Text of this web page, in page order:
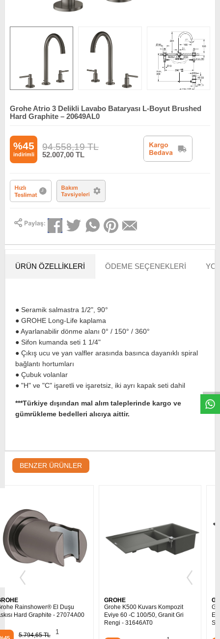
Grohe Atrio 3 Delikli Lavabo Bataryası L-Boyut Brushed
Hard Graphite – 20649AL0
%45
indirimli
94.558,19TL
52.007,00 TL
ÜRÜN ÖZELLIKLERI ÖDEME SEÇENEKLERI
● Seramik salmastra 1/2", 90°
● GROHE Long-Life kaplama
● Ayarlanabilir dönme alanı 0° / 150° / 360°
● Sifon kumanda seti 1 1/4"
● Çıkış ucu ve yan valfler arasında basınca dayanıklı spiral
bağlantı hortumları
● Çubuk volanlar
● "H" ve "C" işaretli ve işaretsiz, iki ayrı kapak seti dahil
***Türkiye dışından mal alım taleplerinde kargo ve
gümrükleme bedelleri alıcıya aittir.
BENZER ÜRÜNLER
GROHE
Grohe K500 Kuvars Kompozit
Eviye 60 -C 100/50, Granit Gri
GROHE
Grohe K700U Kuvars Kompozit
Eviye 60 -C 53,3/45,7, Granit
Siyah Rengi - 31654AP0